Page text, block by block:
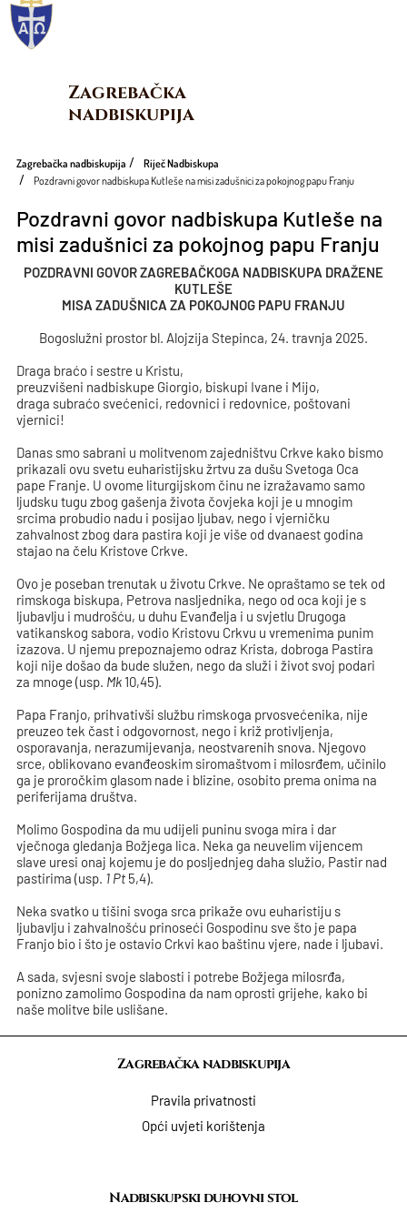
Zagrebačka
nadbiskupija
Zagrebačka nadbiskupija
Riječ Nadbiskupa
Pozdravni govor nadbiskupa Kutleše na misi zadušnici za pokojnog papu Franju
Pozdravni govor nadbiskupa Kutleše na
misi zadušnici za pokojnog papu Franju
POZDRAVNI GOVOR ZAGREBAČKOGA NADBISKUPA DRAŽENE
KUTLEŠE
MISA ZADUŠNICA ZA POKOJNOG PAPU FRANJU
Bogoslužni prostor bl. Alojzija Stepinca, 24. travnja 2025.
Draga braćo i sestre u Kristu,
preuzvišeni nadbiskupe Giorgio, biskupi Ivane i Mijo,
draga subraćo svećenici, redovnici i redovnice, poštovani
vjernici!
Danas smo sabrani u molitvenom zajedništvu Crkve kako bismo
prikazali ovu svetu euharistijsku žrtvu za dušu Svetoga Oca
pape Franje. U ovome liturgijskom činu ne izražavamo samo
ljudsku tugu zbog gašenja života čovjeka koji je u mnogim
srcima probudio nadu i posijao ljubav, nego i vjerničku
zahvalnost zbog dara pastira koji je više od dvanaest godina
stajao na čelu Kristove Crkve.
Ovo je poseban trenutak u životu Crkve. Ne opraštamo se tek od
rimskoga biskupa, Petrova nasljednika, nego od oca koji je s
ljubavlju i mudrošću, u duhu Evanđelja i u svjetlu Drugoga
vatikanskog sabora, vodio Kristovu Crkvu u vremenima punim
izazova. U njemu prepoznajemo odraz Krista, dobroga Pastira
koji nije došao da bude služen, nego da služi i život svoj podari
za mnoge (usp. Mk 10,45).
Papa Franjo, prihvativši službu rimskoga prvosvećenika, nije
preuzeo tek čast i odgovornost, nego i križ protivljenja,
osporavanja, nerazumijevanja, neostvarenih snova. Njegovo
srce, oblikovano evanđeoskim siromaštvom i milosrđem, učinilo
ga je proročkim glasom nade i blizine, osobito prema onima na
periferijama društva.
Molimo Gospodina da mu udijeli puninu svoga mira i dar
vječnoga gledanja Božjega lica. Neka ga neuvelim vijencem
slave uresi onaj kojemu je do posljednjeg daha služio, Pastir nad
pastirima (usp. 1 Pt 5,4).
Neka svatko u tišini svoga srca prikaže ovu euharistiju s
ljubavlju i zahvalnošću prinoseći Gospodinu sve što je papa
Franjo bio i što je ostavio Crkvi kao baštinu vjere, nade i ljubavi.
A sada, svjesni svoje slabosti i potrebe Božjega milosrđa,
ponizno zamolimo Gospodina da nam oprosti grijehe, kako bi
naše molitve bile uslišane.
Zagrebačka nadbiskupija
Pravila privatnosti
Opći uvjeti korištenja
Nadbiskupski duhovni stol